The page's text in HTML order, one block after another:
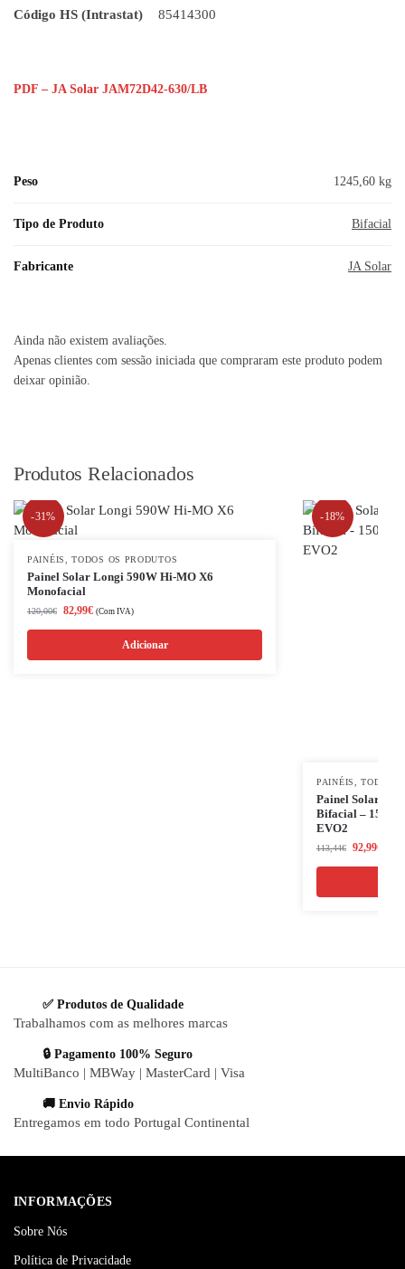
Código HS (Intrastat) 85414300
PDF – JA Solar JAM72D42-630/LB
Peso 1245,60 kg
Tipo de Produto Bifacial
Fabricante JA Solar
Ainda não existem avaliações.
Apenas clientes com sessão iniciada que compraram este produto podem
deixar opinião.
Produtos Relacionados
-31%
PAINÉIS,TODOS OS PRODUTOS
Painel Solar Longi 590W Hi-MO X6
Monofacial
120,00€ 82,99€ (Com IVA)
Adicionar
-18%
PAINÉIS,TODOS
Painel Solar –
Bifacial –
EVO2
113,44€ 92,99€
✅ Produtos de Qualidade
Trabalhamos com as melhores marcas
🔒 Pagamento 100% Seguro
MultiBanco | MBWay | MasterCard | Visa
🚚 Envio Rápido
Entregamos em todo Portugal Continental
INFORMAÇÕES
Sobre Nós
Política de Privacidade